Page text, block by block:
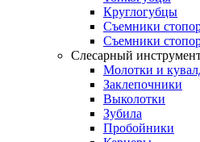
Круглогубцы
Съемники
Съемники
Слесарный
Молотки и
Заклепочники
Выколотки
Зубила
Пробойники